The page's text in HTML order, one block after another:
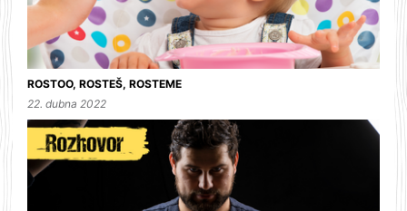
ROSTOO, ROSTEŠ, ROSTEME
22. dubna 2022